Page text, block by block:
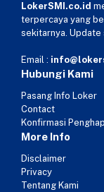
LokerSMI.co.id
terpercaya yang
sekitarnya. Update
Email :
Hubungi Kami
Pasang Info Loker
Contact
Konfirmasi
More Info
Disclaimer
Privacy
Tentang Kami